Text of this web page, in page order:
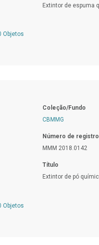
Objetos
Extintor de espuma
Objetos
Coleção/Fundo
CBMMG
Número de registro
MMM 2018.0142
Título
Extintor de pó